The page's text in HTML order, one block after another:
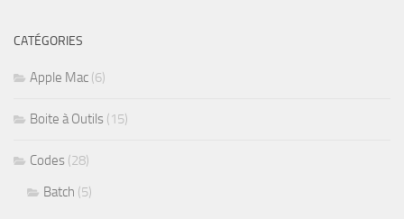
CATÉGORIES
Apple Mac (6)
Boite à Outils (15)
Codes (28)
Batch (5)